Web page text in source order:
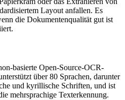
Layout anfallen. Es
die Dokumentenqualität gut ist
basierte Open-Source-OCR-
über 80 Sprachen, darunter
und kyrillische Schriften, und ist
mehrsprachige Texterkennung.